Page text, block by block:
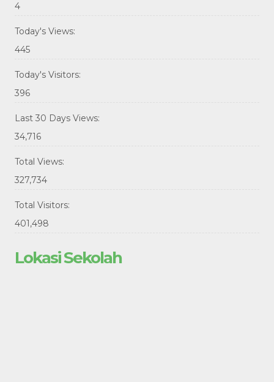
4
Today's Views:
445
Today's Visitors:
396
Last 30 Days Views:
34,716
Total Views:
327,734
Total Visitors:
401,498
Lokasi Sekolah